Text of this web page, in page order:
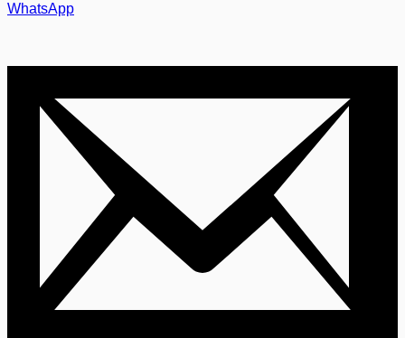
WhatsApp